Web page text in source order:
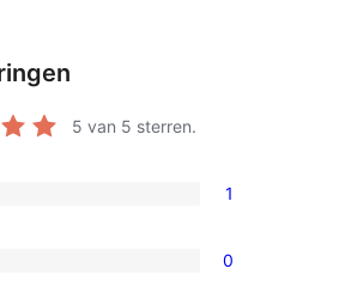
5 van 5 sterren.
1
0